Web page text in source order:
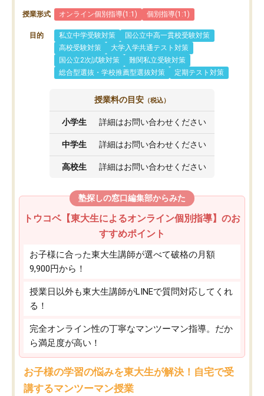
授業形式 オンライン個別指導(1:1) 個別指導(1:1)
目的 私立中学受験対策
国公立中高一貫校受験対策
高校受験対策
大学入学共通テスト対策
国公立2次試験対策
難関私立受験対策
総合型選抜・学校推薦型選抜対策
定期テスト対策
授業料の目安 （税込）
小学生 詳細はお問い合わせください
中学生 詳細はお問い合わせください
高校生 詳細はお問い合わせください
塾探しの窓口編集部からみた
トウコベ【東大生によるオンライン個別指導】のお
すすめポイント
お子様に合った東大生講師が選べて破格の月額
9,900円から！
授業日以外も東大生講師がLINEで質問対応してくれ
る！
完全オンライン性の丁寧なマンツーマン指導。だか
ら満足度が高い！
お子様の学習の悩みを東大生が解決！自宅で受
講するマンツーマン授業